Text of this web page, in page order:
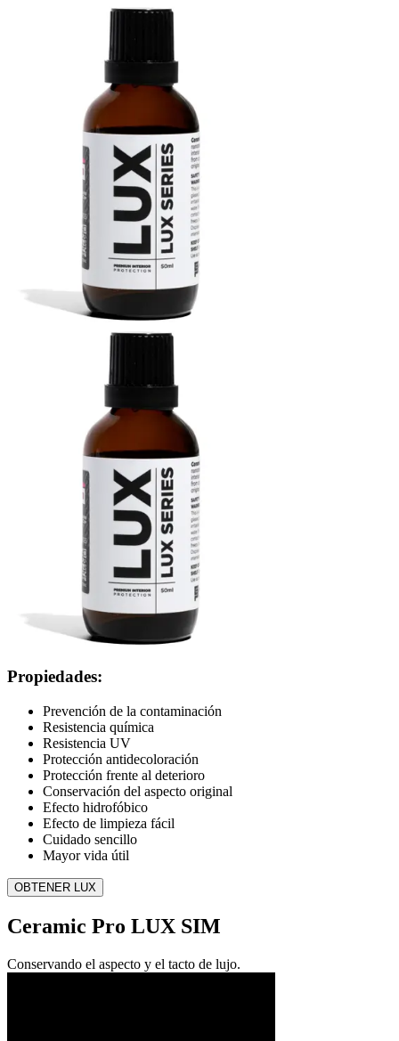
Propiedades:
Prevención de la contaminación
Resistencia química
Resistencia UV
Protección antidecoloración
Protección frente al deterioro
Conservación del aspecto original
Efecto hidrofóbico
Efecto de limpieza fácil
Cuidado sencillo
Mayor vida útil
OBTENER LUX
Ceramic Pro LUX SIM
Conservando el aspecto y el tacto de lujo.